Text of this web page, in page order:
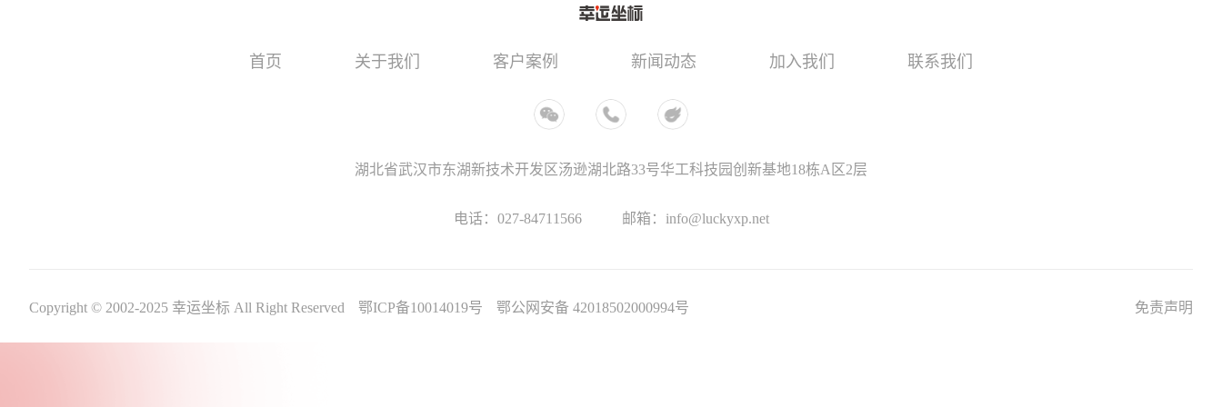
首页 关于我们 客户案例 新闻动态 加入我们 联系我们
湖北省武汉市东湖新技术开发区汤逊湖北路33号华工科技园创新基地18栋A区2层
电话：027-84711566 邮箱：info@luckyxp.net
Copyright © 2002-2025 幸运坐标 All Right Reserved 鄂ICP备10014019号 鄂公网安备 42018502000994号 免责声明